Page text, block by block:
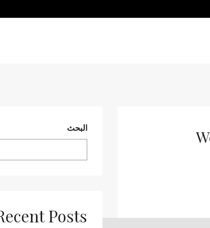
البحث
Posts